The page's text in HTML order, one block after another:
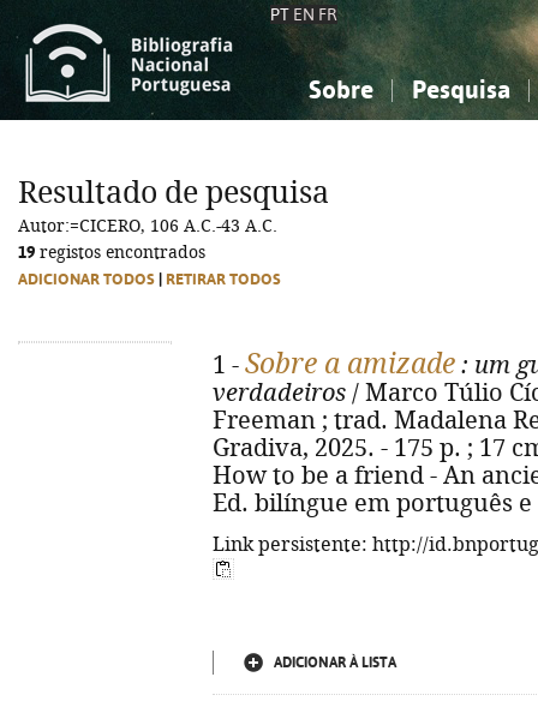
PT EN FR
Sobre Pesquisa
Ciências sociais...
Ciências sociais...
Resultado de pesquisa
Autor:=CICERO, 106 A.C.-43 A.C.
19 registos encontrados
ADICIONAR TODOS RETIRAR TODOS
1 - Sobre a amizade : um
verdadeiros / Marco Túlio
Freeman ; trad. Madalena
Gradiva, 2025. - 175 p. ; 17
How to be a friend - An
Ed. bilíngue em português e
Link persistente: http://
ADICIONAR À LISTA